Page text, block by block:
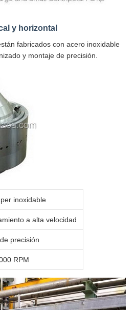
y horizontal
fabricados con acero inoxidable
y montaje de precisión.
inoxidable
a alta velocidad
precisión
RPM